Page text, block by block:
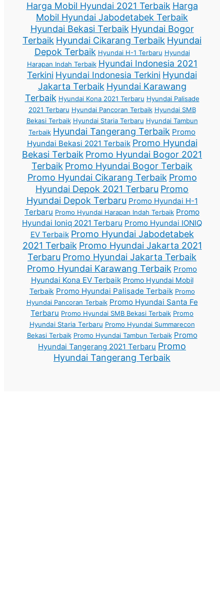
Harga Mobil Hyundai 2021 Terbaik Harga
Mobil Hyundai Jabodetabek Terbaik
Hyundai Bekasi Terbaik Hyundai Bogor
Terbaik Hyundai Cikarang Terbaik Hyundai
Depok Terbaik Hyundai H-1 Terbaru Hyundai
Harapan Indah Terbaik Hyundai Indonesia 2021
Terkini Hyundai Indonesia Terkini Hyundai
Jakarta Terbaik Hyundai Karawang
Terbaik Hyundai Kona 2021 Terbaru Hyundai Palisade
2021 Terbaru Hyundai Pancoran Terbaik Hyundai SMB
Bekasi Terbaik Hyundai Staria Terbaru Hyundai Tambun
Terbaik Hyundai Tangerang Terbaik Promo
Hyundai Bekasi 2021 Terbaik Promo Hyundai
Bekasi Terbaik Promo Hyundai Bogor 2021
Terbaik Promo Hyundai Bogor Terbaik
Promo Hyundai Cikarang Terbaik Promo
Hyundai Depok 2021 Terbaru Promo
Hyundai Depok Terbaru Promo Hyundai H-1
Terbaru Promo Hyundai Harapan Indah Terbaik Promo
Hyundai Ioniq 2021 Terbaru Promo Hyundai IONIQ
EV Terbaik Promo Hyundai Jabodetabek
2021 Terbaik Promo Hyundai Jakarta 2021
Terbaru Promo Hyundai Jakarta Terbaik
Promo Hyundai Karawang Terbaik Promo
Hyundai Kona EV Terbaik Promo Hyundai Mobil
Terbaik Promo Hyundai Palisade Terbaik Promo
Hyundai Pancoran Terbaik Promo Hyundai Santa Fe
Terbaru Promo Hyundai SMB Bekasi Terbaik Promo
Hyundai Staria Terbaru Promo Hyundai Summarecon
Bekasi Terbaik Promo Hyundai Tambun Terbaik Promo
Hyundai Tangerang 2021 Terbaru Promo
Hyundai Tangerang Terbaik